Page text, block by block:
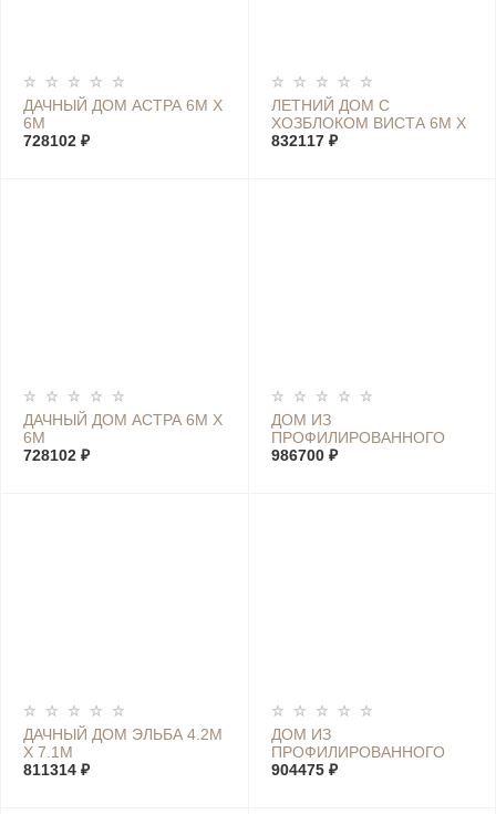
ДАЧНЫЙ ДОМ АСТРА 6М Х
6М
728102 ₽
ЛЕТНИЙ ДОМ С
ХОЗБЛОКОМ ВИСТА 6М Х
7,4М
832117 ₽
ДАЧНЫЙ ДОМ АСТРА 6М Х
6М
728102 ₽
ДОМ ИЗ
ПРОФИЛИРОВАННОГО
БРУСА МАРИЯ 5.6М Х 7М
986700 ₽
ДАЧНЫЙ ДОМ ЭЛЬБА 4.2М
Х 7.1М
811314 ₽
ДОМ ИЗ
ПРОФИЛИРОВАННОГО
БРУСА ЛУИЗА 6.5М Х 4.5М
904475 ₽